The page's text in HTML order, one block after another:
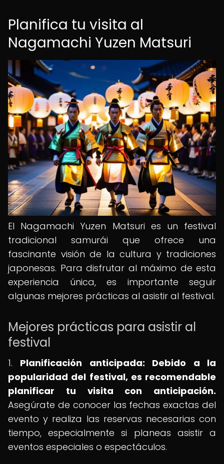
Planifica tu visita al
Nagamachi Yuzen Matsuri
El Nagamachi Yuzen Matsuri es un festival
tradicional samurái que ofrece una
fascinante visión de la cultura y tradiciones
japonesas. Para disfrutar al máximo de esta
experiencia única, es importante seguir
algunas mejores prácticas al asistir al festival.
Mejores prácticas para asistir al
festival
1. Planificación anticipada: Debido a la
popularidad del festival, es recomendable
planificar tu visita con anticipación.
Asegúrate de conocer las fechas exactas del
evento y realiza las reservas necesarias con
tiempo, especialmente si planeas asistir a
eventos especiales o espectáculos.